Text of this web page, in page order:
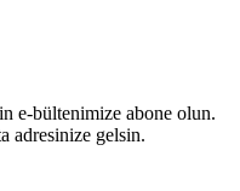
e-bültenimize abone olun.
adresinize gelsin.